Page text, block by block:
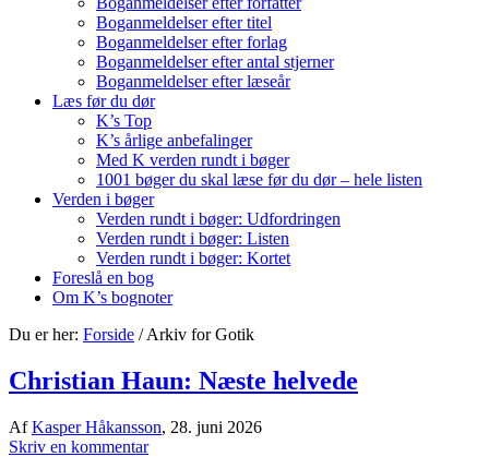
Boganmeldelser efter titel
Boganmeldelser efter forlag
Boganmeldelser efter antal stjerner
Boganmeldelser efter læseår
Læs før du dør
K’s Top
K’s årlige anbefalinger
Med K verden rundt i bøger
1001 bøger du skal læse før du dør – hele listen
Verden i bøger
Verden rundt i bøger: Udfordringen
Verden rundt i bøger: Listen
Verden rundt i bøger: Kortet
Foreslå en bog
Om K’s bognoter
Du er her: Forside /Arkiv for Gotik
Christian Haun: Næste helvede
AfKasper Håkansson, 28. juni 2026
Skriv en kommentar